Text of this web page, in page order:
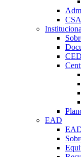
EAD